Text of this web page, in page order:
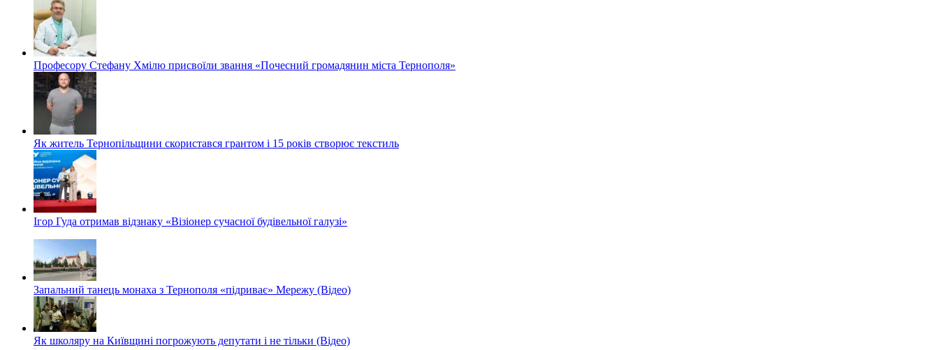
Професору Стефану Хмілю присвоїли звання «Почесний громадянин міста Тернополя»
Як житель Тернопільщини скористався грантом і 15 років створює текстиль
Ігор Гуда отримав відзнаку «Візіонер сучасної будівельної галузі»
Запальний танець монаха з Тернополя «підриває» Мережу (Відео)
Як школяру на Київщині погрожують депутати і не тільки (Відео)